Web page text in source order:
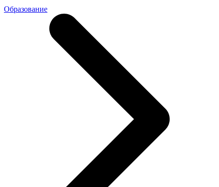
Образование